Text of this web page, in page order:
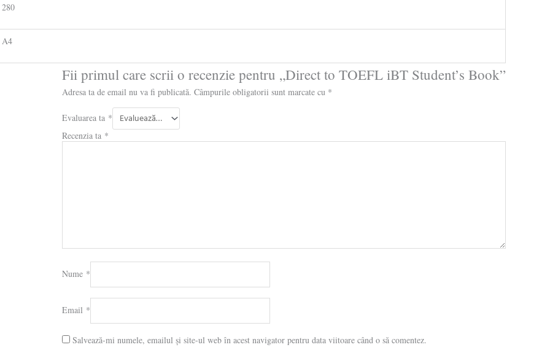
280
A4
Fii primul care scrii o recenzie pentru „Direct to TOEFL iBT Student’s Book”
Adresa ta de email nu va fi publicată. Câmpurile obligatorii sunt marcate cu *
Evaluarea ta *
Recenzia ta *
Nume *
Email *
Salvează-mi numele, emailul și site-ul web în acest navigator pentru data viitoare când o să comentez.